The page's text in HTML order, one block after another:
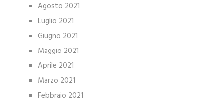
Agosto 2021
Luglio 2021
Giugno 2021
Maggio 2021
Aprile 2021
Marzo 2021
Febbraio 2021